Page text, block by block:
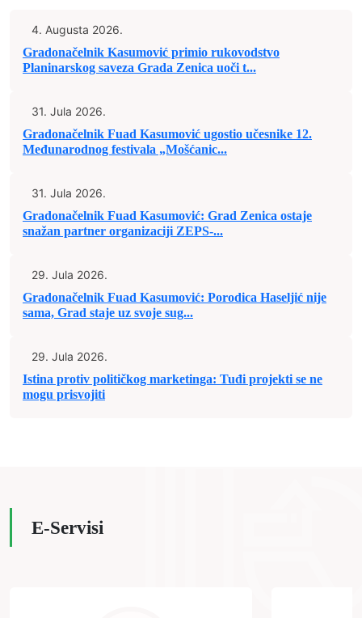
4. Augusta 2026.
Gradonačelnik Kasumović primio rukovodstvo
Planinarskog saveza Grada Zenica uoči t...
31. Jula 2026.
Gradonačelnik Fuad Kasumović ugostio učesnike 12.
Međunarodnog festivala „Mošćanic...
31. Jula 2026.
Gradonačelnik Fuad Kasumović: Grad Zenica ostaje
snažan partner organizaciji ZEPS-...
29. Jula 2026.
Gradonačelnik Fuad Kasumović: Porodica Haseljić nije
sama, Grad staje uz svoje sug...
29. Jula 2026.
Istina protiv političkog marketinga: Tuđi projekti se ne
mogu prisvojiti
E-Servisi